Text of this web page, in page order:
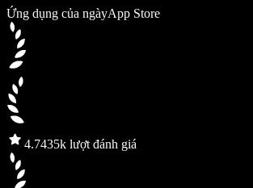
Ứng dụng của ngàyApp Store
4.7435k lượt đánh giá